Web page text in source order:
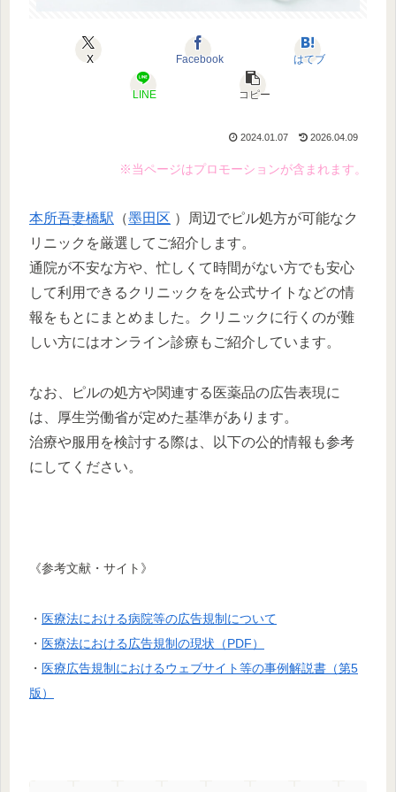
X Facebook はてブ
LINE コピー
2024.01.07 2026.04.09
※当ページはプロモーションが含まれます。
本所吾妻橋駅 （墨田区 ）周辺でピル処方が可能なク
リニックを厳選してご紹介します。
通院が不安な方や、忙しくて時間がない方でも安心
して利用できるクリニックをを公式サイトなどの情
報をもとにまとめました。クリニックに行くのが難
しい方にはオンライン診療もご紹介しています。
なお、ピルの処方や関連する医薬品の広告表現に
は、厚生労働省が定めた基準があります。
治療や服用を検討する際は、以下の公的情報も参考
にしてください。
《参考文献・サイト》
・ 医療法における病院等の広告規制について
・ 医療法における広告規制の現状（PDF）
・ 医療広告規制におけるウェブサイト等の事例解説書（第5
版）